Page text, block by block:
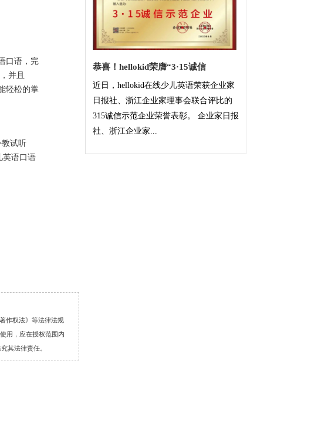
口语，完
并且
轻松的掌
试听
英语口语
作权法》等法律法规
用，应在授权范围内
其法律责任。
恭喜！hellokid荣膺“3·15诚信
近日，hellokid在线少儿英语荣获企业家
日报社、浙江企业家理事会联合评比的
315诚信示范企业荣誉表彰。 企业家日报
社、浙江企业家...